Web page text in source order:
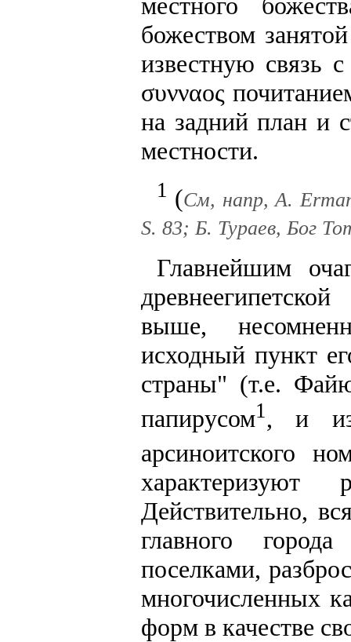
божеством
известную связь
συνναος
на задний план и
местности.
1 (См, напр, А.
S. 83; Б. Тураев, Бог
Главнейшим
выше,
исходный пункт
страны" (т.е.
папирусом1, и
арсиноитского
Действительно,
главного
поселками,
многочисленных
форм в качестве